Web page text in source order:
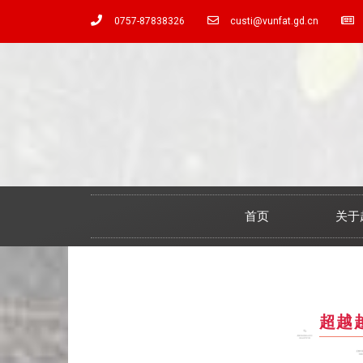
0757-87838326 custi@vunfat.gd.cn
首页 关于
超越